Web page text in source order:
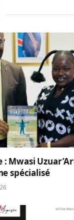
Mwasi
spécialisé